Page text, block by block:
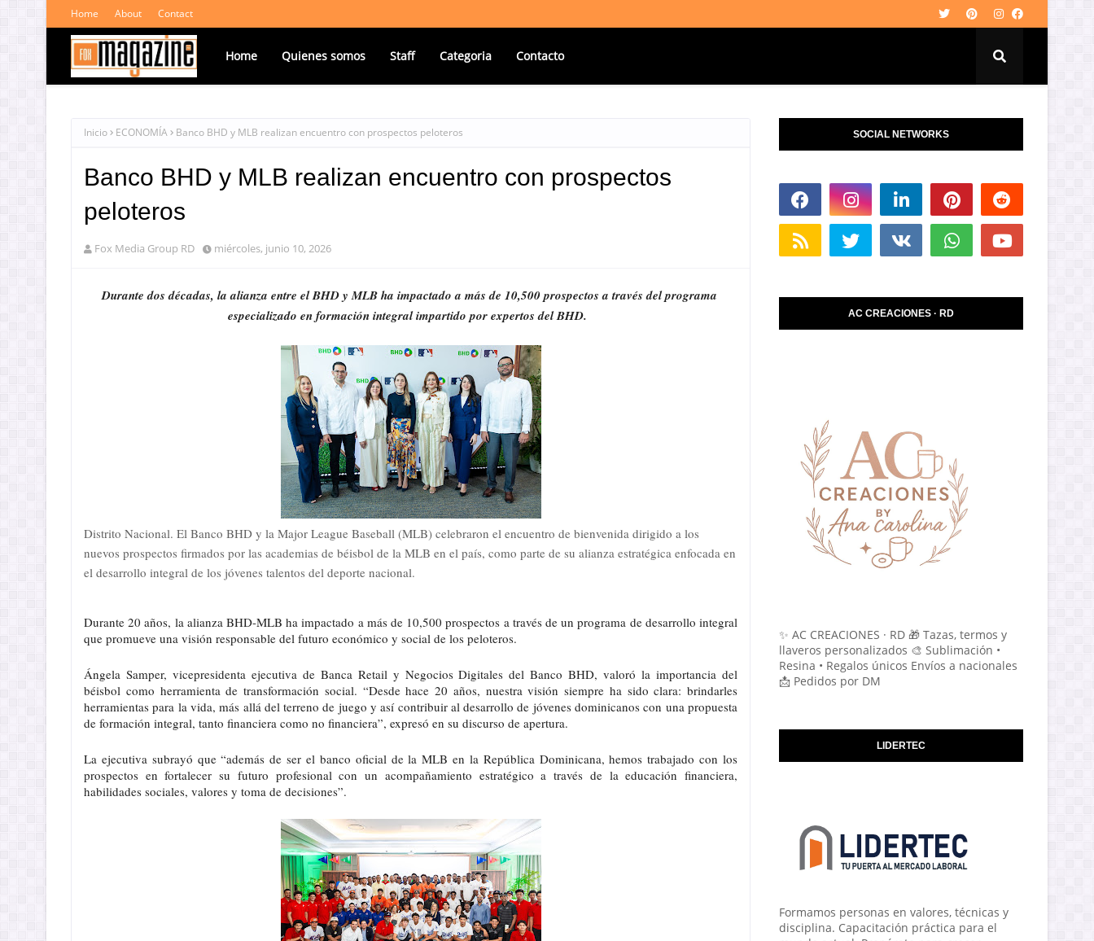
Home About Contact
Home Quienes somos Staff Categoria Contacto
Inicio ECONOMÍA Banco BHD y MLB realizan encuentro con prospectos peloteros
Banco BHD y MLB realizan encuentro con prospectos
peloteros
Fox Media Group RD miércoles, junio 10, 2026
Durante dos décadas, la alianza entre el BHD y MLB ha impactado a más de 10,500 prospectos a través del programa
especializado en formación integral impartido por expertos del BHD.
Distrito Nacional. El Banco BHD y la Major League Baseball (MLB) celebraron el encuentro de bienvenida dirigido a los
nuevos prospectos firmados por las academias de béisbol de la MLB en el país, como parte de su alianza estratégica enfocada en
el desarrollo integral de los jóvenes talentos del deporte nacional.
Durante 20 años, la alianza BHD-MLB ha impactado a más de 10,500 prospectos a través de un programa de desarrollo integral
que promueve una visión responsable del futuro económico y social de los peloteros.
Ángela Samper, vicepresidenta ejecutiva de Banca Retail y Negocios Digitales del Banco BHD, valoró la importancia del
béisbol como herramienta de transformación social. “Desde hace 20 años, nuestra visión siempre ha sido clara: brindarles
herramientas para la vida, más allá del terreno de juego y así contribuir al desarrollo de jóvenes dominicanos con una propuesta
de formación integral, tanto financiera como no financiera”, expresó en su discurso de apertura.
La ejecutiva subrayó que “además de ser el banco oficial de la MLB en la República Dominicana, hemos trabajado con los
prospectos en fortalecer su futuro profesional con un acompañamiento estratégico a través de la educación financiera,
habilidades sociales, valores y toma de decisiones”.
SOCIAL NETWORKS
AC CREACIONES · RD
✨ AC CREACIONES · RD 🎁 Tazas, termos y
llaveros personalizados 🎨 Sublimación •
Resina • Regalos únicos Envíos a nacionales
📩 Pedidos por DM
LIDERTEC
Formamos personas en valores, técnicas y
disciplina. Capacitación práctica para el